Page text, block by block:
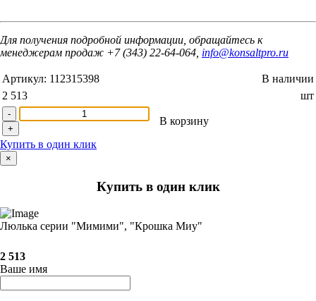
Для получения подробной информации, обращайтесь к
менеджерам продаж +7 (343) 22-64-064, info@konsaltpro.ru
Артикул: 112315398
В наличии
2 513
шт
-
+
В корзину
Купить в один клик
×
Купить в один клик
Люлька серии "Мимими", "Крошка Миу"
2 513
Ваше имя